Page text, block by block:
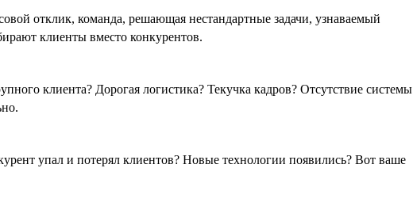
отклик, команда, решающая нестандартные задачи, узнаваемый
клиенты вместо конкурентов.
клиента? Дорогая логистика? Текучка кадров? Отсутствие системы
упал и потерял клиентов? Новые технологии появились? Вот ваше